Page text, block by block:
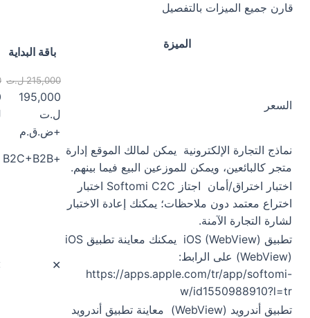
قارن جميع الميزات بالتفصيل
الميزة
باقة البداية
السعر
215,000 ل.ت
195,000
ل.ت
+ض.ق.م
نماذج التجارة الإلكترونية يمكن لمالك الموقع إدارة
متجر كالبائعين، ويمكن للموزعين البيع فيما بينهم.
+B2C+B2B
اختبار اختراق/أمان
اجتاز Softomi C2C اختبار
اختراع معتمد دون ملاحظات؛ يمكنك إعادة الاختبار
لشارة التجارة الآمنة.
تطبيق iOS (WebView)
يمكنك معاينة تطبيق iOS
(WebView) على الرابط:
https://apps.apple.com/tr/app/softomi-
w/id1550988910?l=tr
✕
تطبيق أندرويد (WebView)
معاينة تطبيق أندرويد